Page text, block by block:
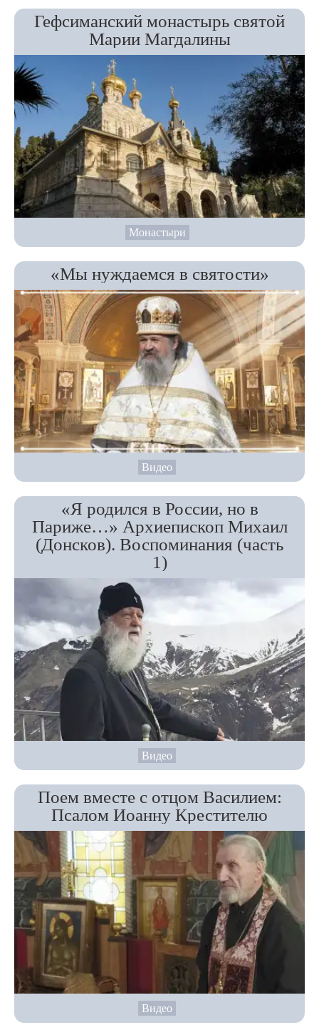
Гефсиманский монастырь святой
Марии Магдалины
Монастыри
«Мы нуждаемся в святости»
Видео
«Я родился в России, но в
Париже…» Архиепископ Михаил
(Донсков). Воспоминания (часть
1)
Видео
Поем вместе с отцом Василием:
Псалом Иоанну Крестителю
Видео